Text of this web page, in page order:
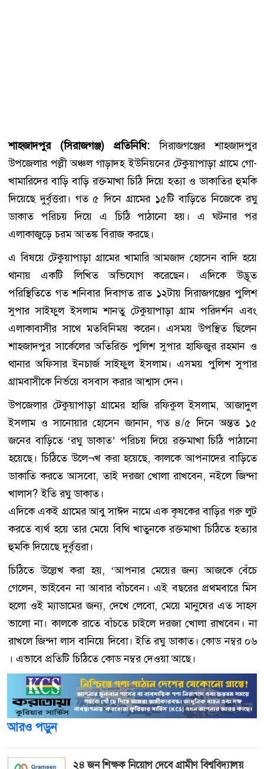
শাহজাদপুর (সিরাজগঞ্জ) প্রতিনিধি: সিরাজগঞ্জের শাহজাদপুর
উপজেলার পল্লী অঞ্চল গাড়াদহ ইউনিয়নের টেকুয়াপাড়া গ্রামে গো-
খামারিদের বাড়ি বাড়ি রক্তমাখা চিঠি দিয়ে হত্যা ও ডাকাতির হুমকি
দিয়েছে দুর্বৃত্তরা। গত ৫ দিনে গ্রামের ১৫টি বাড়িতে নিজেকে রঘু
ডাকাত পরিচয় দিয়ে এ চিঠি পাঠানো হয়। এ ঘটনার পর
এলাকাজুড়ে চরম আতঙ্ক বিরাজ করছে।
এ বিষয়ে টেকুয়াপাড়া গ্রামের খামারি আমজাদ হোসেন বাদি হয়ে
থানায় একটি লিখিত অভিযোগ করেছেন। এদিকে উদ্ভূত
পরিস্থিতিতে গত শনিবার দিবাগত রাত ১২টায় সিরাজগঞ্জের পুলিশ
সুপার সাইফুল ইসলাম শানতু টেকুয়াপাড়া গ্রাম পরিদর্শন এবং
এলাকাবাসীর সাথে মতবিনিময় করেন। এসময় উপস্থিত ছিলেন
শাহজাদপুর সার্কেলের অতিরিক্ত পুলিশ সুপার হাফিজুর রহমান ও
থানার অফিসার ইনচার্জ সাইফুল ইসলাম। এসময় পুলিশ সুপার
গ্রামবাসীকে নির্ভয়ে বসবাস করার আশ্বাস দেন।
উপজেলার টেকুয়াপাড়া গ্রামের হাজি রফিকুল ইসলাম, আজাদুল
ইসলাম ও সানোয়ার হোসেন জানান, গত ৪/৫ দিনে অন্তত ১৫
জনের বাড়িতে ‘রঘু ডাকাত’ পরিচয় দিয়ে রক্তমাখা চিঠি পাঠানো
হয়েছে। চিঠিতে উলে¬খ করা হয়েছে, কালকে আপনাদের বাড়িতে
ডাকাতি করতে আসবো, তাই দরজা খোলা রাখবেন, নইলে জিন্দা
খালাস? ইতি রঘু ডাকাত।
এদিকে একই গ্রামের আবু সাঈদ নামে এক কৃষকের বাড়ির গরু লুট
করতে ব্যর্থ হয়ে তার মেয়ে বিথি খাতুনকে রক্তমাখা চিঠিতে হত্যার
হুমকি দিয়েছে দুর্বৃত্তরা।
চিঠিতে উল্লেখ করা হয়, ‘আপনার মেয়ের জন্য আজকে বেঁচে
গেলেন, ভাইবেন না আবার বাঁচবেন। এই বছরের প্রথমবারে মিস
হলো ওই ম্যাডামের জন্য, দেখে লেবো, মেয়ে মানুষের এত সাহস
ভালো না। কালকে রাতে বাঁচতে চাইলে দরজা খোলা রাখবেন। না
রাখলে জিন্দা লাস বানিয়ে দিবো। ইতি রঘু ডাকাত। কোড নম্বর ০৬
। এভাবে প্রতিটি চিঠিতে কোড নম্বর দেওয়া আছে।
আরও পড়ুন
২৪ জন শিক্ষক নিয়োগ দেবে গ্রামীণ বিশ্ববিদ্যালয়